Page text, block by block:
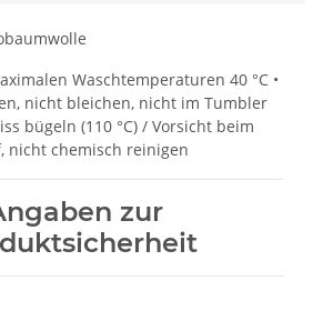
Waschtemperaturen 40 °C •
nicht bleichen, nicht im Tumbler
bügeln (110 °C) / Vorsicht beim
nicht chemisch reinigen
zur